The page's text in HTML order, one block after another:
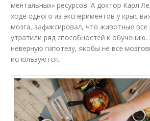
ментальных» ресурсов. А доктор Карл
ходе одного из экспериментов у крыс
мозга, зафиксировал, что животные все
утратили ряд способностей к
неверную гипотезу, якобы не все
используются.